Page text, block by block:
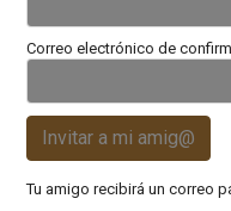
Correo electrónico de
Invitar a mi amig@
Tu amigo recibirá un correo